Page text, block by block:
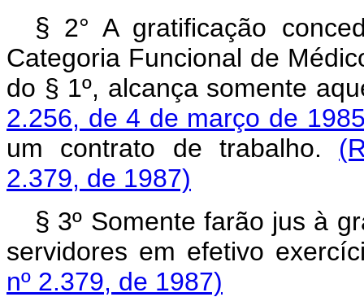
§ 2° A gratificação
Categoria Funcional de
do § 1º, alcança somente
2.256, de 4 de março de
um contrato de trabalho.
2.379, de 1987)
§ 3º Somente farão jus à
servidores em efetivo
nº 2.379, de 1987)